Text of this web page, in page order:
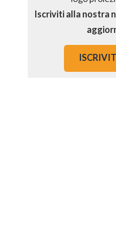
Iscriviti alla nostra